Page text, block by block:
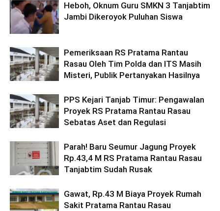
Heboh, Oknum Guru SMKN 3 Tanjabtim
Jambi Dikeroyok Puluhan Siswa
Pemeriksaan RS Pratama Rantau
Rasau Oleh Tim Polda dan ITS Masih
Misteri, Publik Pertanyakan Hasilnya
PPS Kejari Tanjab Timur: Pengawalan
Proyek RS Pratama Rantau Rasau
Sebatas Aset dan Regulasi
Parah! Baru Seumur Jagung Proyek
Rp.43,4 M RS Pratama Rantau Rasau
Tanjabtim Sudah Rusak
Gawat, Rp.43 M Biaya Proyek Rumah
Sakit Pratama Rantau Rasau